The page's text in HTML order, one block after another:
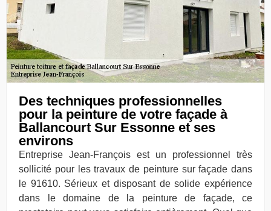
Des techniques professionnelles
pour la peinture de votre façade à
Ballancourt Sur Essonne et ses
environs
Entreprise Jean-François est un professionnel très
sollicité pour les travaux de peinture sur façade dans
le 91610. Sérieux et disposant de solide expérience
dans le domaine de la peinture de façade, ce